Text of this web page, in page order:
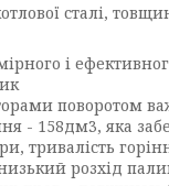
сталі,
і
поворотом
- 158дм3, яка
тривалість
розхід